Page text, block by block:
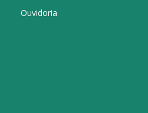
Ouvidoria